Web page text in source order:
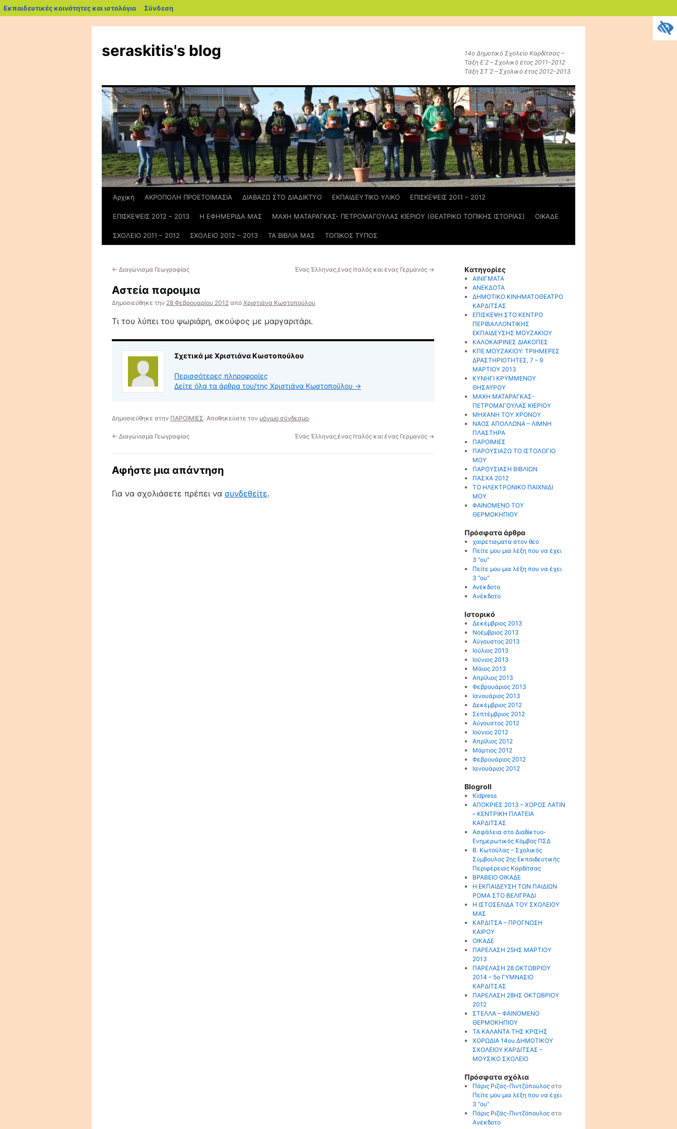
Εκπαιδευτικές κοινότητες και ιστολόγια blogs.sch.gr
Σύνδεση
περιεχόμενο
seraskitis's blog
14ο Δημοτικό Σχολείο Καρδίτσας –
Τάξη Ε΄2 – Σχολικό έτος 2011-2012
Τάξη ΣΤ΄2 – Σχολικό έτος 2012-2013
Αρχική ΑΚΡΟΠΟΛΗ ΠΡΟΕΤΟΙΜΑΣΙΑ ΔΙΑΒΑΖΩ ΣΤΟ ΔΙΑΔΙΚΤΥΟ ΕΚΠΑΙΔΕΥΤΙΚΟ ΥΛΙΚΟ ΕΠΙΣΚΕΨΕΙΣ 2011 – 2012
ΕΠΙΣΚΕΨΕΙΣ 2012 – 2013 Η ΕΦΗΜΕΡΙΔΑ ΜΑΣ ΜΑΧΗ ΜΑΤΑΡΑΓΚΑΣ- ΠΕΤΡΟΜΑΓΟΥΛΑΣ ΚΙΕΡΙΟΥ (ΘΕΑΤΡΙΚΟ ΤΟΠΙΚΗΣ ΙΣΤΟΡΙΑΣ) ΟΙΚΑΔΕ
ΣΧΟΛΕΙΟ 2011 – 2012 ΣΧΟΛΕΙΟ 2012 – 2013 ΤΑ ΒΙΒΛΙΑ ΜΑΣ ΤΟΠΙΚΟΣ ΤΥΠΟΣ
← Διαγώνισμα Γεωγραφίας Ένας Έλληνας,ένας Ιταλός και ένας Γερμανός →
Αστεία παροιμια
Δημοσιεύθηκε την 28 Φεβρουαρίου 2012 από Χριστιάνα Κωστοπούλου
Τι του λύπει του ψωριάρη, σκούφος με μαργαριτάρι.
Σχετικά με Χριστιάνα Κωστοπούλου
Περισσότερες πληροφορίες
Δείτε όλα τα άρθρα του/της Χριστιάνα Κωστοπούλου →
Δημοσιεύθηκε στην ΠΑΡΟΙΜΙΕΣ. Αποθηκεύστε τον μόνιμο σύνδεσμο.
← Διαγώνισμα Γεωγραφίας Ένας Έλληνας,ένας Ιταλός και ένας Γερμανός →
Αφήστε μια απάντηση
Για να σχολιάσετε πρέπει να συνδεθείτε.
Kατηγορίες
ΑΙΝΙΓΜΑΤΑ
ΑΝΕΚΔΟΤΑ
ΔΗΜΟΤΙΚΟ ΚΙΝΗΜΑΤΟΘΕΑΤΡΟ
ΚΑΡΔΙΤΣΑΣ
ΕΠΙΣΚΕΨΗ ΣΤΟ ΚΕΝΤΡΟ
ΠΕΡΙΒΑΛΛΟΝΤΙΚΗΣ
ΕΚΠΑΙΔΕΥΣΗΣ ΜΟΥΖΑΚΙΟΥ
ΚΑΛΟΚΑΙΡΙΝΕΣ ΔΙΑΚΟΠΕΣ
ΚΠΕ ΜΟΥΖΑΚΙΟΥ: ΤΡΙΗΜΕΡΕΣ
ΔΡΑΣΤΗΡΙΟΤΗΤΕΣ, 7 – 9
ΜΑΡΤΙΟΥ 2013
ΚΥΝΗΓΙ ΚΡΥΜΜΕΝΟΥ
ΘΗΣΑΥΡΟΥ
ΜΑΧΗ ΜΑΤΑΡΑΓΚΑΣ-
ΠΕΤΡΟΜΑΓΟΥΛΑΣ ΚΙΕΡΙΟΥ
ΜΗΧΑΝΗ ΤΟΥ ΧΡΟΝΟΥ
ΝΑΟΣ ΑΠΟΛΛΩΝΑ – ΛΙΜΝΗ
ΠΛΑΣΤΗΡΑ
ΠΑΡΟΙΜΙΕΣ
ΠΑΡΟΥΣΙΑΖΩ ΤΟ ΙΣΤΟΛΟΓΙΟ
ΜΟΥ
ΠΑΡΟΥΣΙΑΣΗ ΒΙΒΛΙΩΝ
ΠΑΣΧΑ 2012
ΤΟ ΗΛΕΚΤΡΟΝΙΚΟ ΠΑΙΧΝΙΔΙ
ΜΟΥ
ΦΑΙΝΟΜΕΝΟ ΤΟΥ
ΘΕΡΜΟΚΗΠΙΟΥ
Πρόσφατα άρθρα
χαιρετισματα στον θεο
Πείτε μου μια λέξη που να έχει
3 ”ου”
Πείτε μου μια λέξη που να έχει
3 ”ου”
Ανέκδοτο
Aνέκδοτο
Ιστορικό
Δεκέμβριος 2013
Νοέμβριος 2013
Αύγουστος 2013
Ιούλιος 2013
Ιούνιος 2013
Μάιος 2013
Απρίλιος 2013
Φεβρουάριος 2013
Ιανουάριος 2013
Δεκέμβριος 2012
Σεπτέμβριος 2012
Αύγουστος 2012
Ιούνιος 2012
Απρίλιος 2012
Μάρτιος 2012
Φεβρουάριος 2012
Ιανουάριος 2012
Blogroll
Kidpress
ΑΠΟΚΡΙΕΣ 2013 – ΧΟΡΟΣ ΛΑΤΙΝ
– ΚΕΝΤΡΙΚΗ ΠΛΑΤΕΙΑ
ΚΑΡΔΙΤΣΑΣ
Ασφάλεια στο Διαδίκτυο-
Ενημερωτικός Κόμβος ΠΣΔ
Β. Κωτούλας – Σχολικός
Σύμβουλος 2ης Εκπαιδευτικής
Περιφέρειας Καρδίτσας
ΒΡΑΒΕΙΟ ΟΙΚΑΔΕ
Η ΕΚΠΑΙΔΕΥΣΗ ΤΩΝ ΠΑΙΔΙΩΝ
ΡΟΜΑ ΣΤΟ ΒΕΛΙΓΡΑΔΙ
Η ΙΣΤΟΣΕΛΙΔΑ ΤΟΥ ΣΧΟΛΕΙΟΥ
ΜΑΣ
ΚΑΡΔΙΤΣΑ – ΠΡΟΓΝΩΣΗ
ΚΑΙΡΟΥ
ΟΙΚΑΔΕ
ΠΑΡΕΛΑΣΗ 25ΗΣ ΜΑΡΤΙΟΥ
2013
ΠΑΡΕΛΑΣΗ 28 ΟΚΤΩΒΡΙΟΥ
2014 – 5ο ΓΥΜΝΑΣΙΟ
ΚΑΡΔΙΤΣΑΣ
ΠΑΡΕΛΑΣΗ 28ΗΣ ΟΚΤΩΒΡΙΟΥ
2012
ΣΤΕΛΛΑ – ΦΑΙΝΟΜΕΝΟ
ΘΕΡΜΟΚΗΠΙΟΥ
ΤΑ ΚΑΛΑΝΤΑ ΤΗΣ ΚΡΙΣΗΣ
ΧΟΡΩΔΙΑ 14ου ΔΗΜΟΤΙΚΟΥ
ΣΧΟΛΕΙΟΥ ΚΑΡΔΙΤΣΑΣ –
ΜΟΥΣΙΚΟ ΣΧΟΛΕΙΟ
Πρόσφατα σχόλια
Πάρις Ριζάς-Πιντζόπουλοςστο
Πείτε μου μια λέξη που να έχει
3 ”ου”
Πάρις Ριζάς-Πιντζόπουλοςστο
Aνέκδοτο